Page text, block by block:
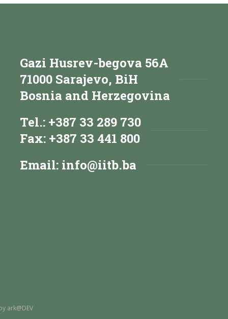
Gazi Husrev-begova 56A
71000 Sarajevo, BiH
Bosnia and Herzegovina
Tel.: +387 33 289 730
Fax: +387 33 441 800
Email: info@iitb.ba
ark@DEV